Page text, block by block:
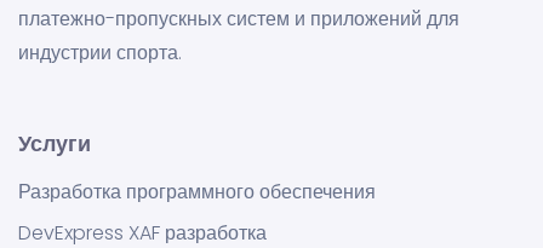
платежно-пропускных систем и приложений для
индустрии спорта.
Услуги
Разработка программного обеспечения
DevExpress XAF разработка